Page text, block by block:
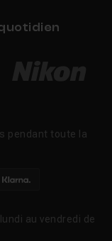
pendant toute la
au vendredi de